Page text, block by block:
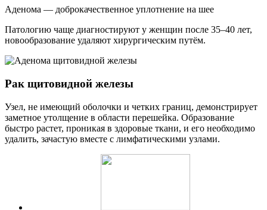
Аденома — доброкачественное уплотнение на шее
Патологию чаще диагностируют у женщин после 35–40 лет,
новообразование удаляют хирургическим путём.
Рак щитовидной железы
Узел, не имеющий оболочки и четких границ, демонстрирует
заметное утолщение в области перешейка. Образование
быстро растет, проникая в здоровые ткани, и его необходимо
удалить, зачастую вместе с лимфатическими узлами.